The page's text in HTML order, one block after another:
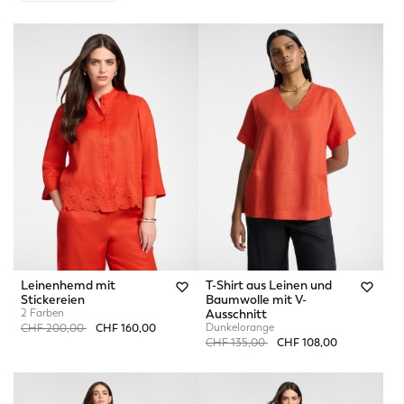
Leinenhemd mit
Stickereien
2 Farben
Price reduced from
CHF 200,00toCHF 160,00
T-Shirt aus Leinen und
Baumwolle mit V-
Ausschnitt
Dunkelorange
Price reduced from
CHF 135,00toCHF 108,00